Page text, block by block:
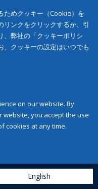
ためクッキー（Cookie）を
リンクをクリックするか、引
、弊社の「クッキーポリシ
、クッキーの設定はいつでも
on our website. By
you accept the use
cookies at any time.
English